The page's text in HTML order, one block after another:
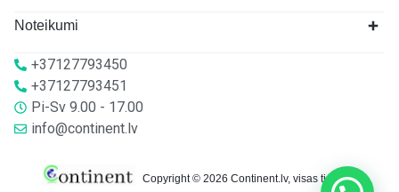
Noteikumi
+37127793450
+37127793451
Pi-Sv 9.00 - 17.00
info@continent.lv
Copyright © 2026 Continent.lv, visas tiesības